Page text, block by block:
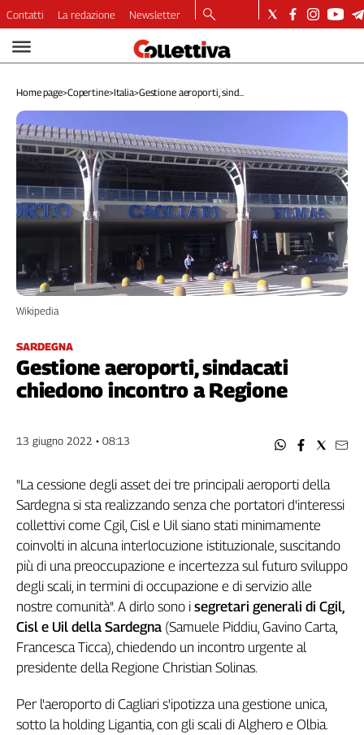
Video
Dirette
Longform
Copertine
Economia
Lavoro
Ambiente
Diritti
Italia
Internazionale
Culture
Categorie
Filcams
Filctem
Filt
Fisac
Flai
Flc
Fp
Nidil
Slc
Spi
Inca
Caaf
G8
di
Contatti La redazione Newsletter
Home page>Copertine>Italia>Gestione aeroporti, sind...
SARDEGNA
Gestione aeroporti, sindacati
chiedono incontro a Regione
Wikipedia
13 giugno 2022 • 08:13
"La cessione degli asset dei tre principali aeroporti della
Sardegna si sta realizzando senza che portatori d'interessi
collettivi come Cgil, Cisl e Uil siano stati minimamente
coinvolti in alcuna interlocuzione istituzionale, suscitando
più di una preoccupazione e incertezza sul futuro sviluppo
degli scali, in termini di occupazione e di servizio alle
nostre comunità". A dirlo sono i segretari generali di Cgil,
Cisl e Uil della Sardegna (Samuele Piddiu, Gavino Carta,
Francesca Ticca), chiedendo un incontro urgente al
presidente della Regione Christian Solinas.
Per l'aeroporto di Cagliari s'ipotizza una gestione unica,
sotto la holding Ligantia, con gli scali di Alghero e Olbia.